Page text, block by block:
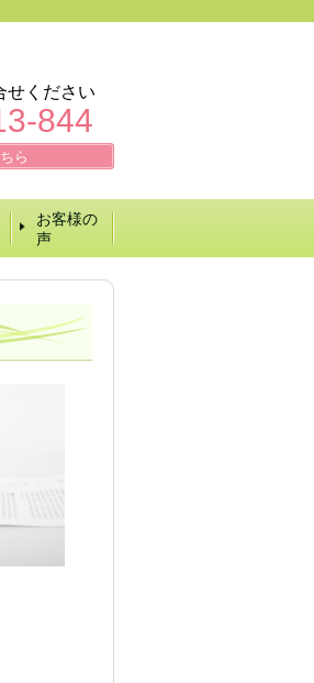
せください
844
ら
お客様の
声